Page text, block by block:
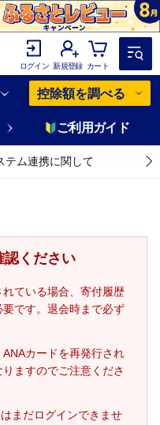
ログイン 新規登録 カート
控除額を調べる
ご利用ガイド
テム連携に関して
認ください
ている場合、寄付履歴
です。退会時まで必ず
カードを再発行され
ますのでご注意くださ
まだログインできませ